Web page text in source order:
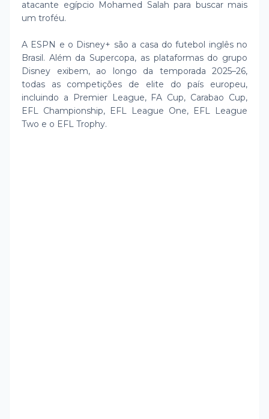
atacante egípcio Mohamed Salah para buscar mais
um troféu.
A ESPN e o Disney+ são a casa do futebol inglês no
Brasil. Além da Supercopa, as plataformas do grupo
Disney exibem, ao longo da temporada 2025–26,
todas as competições de elite do país europeu,
incluindo a Premier League, FA Cup, Carabao Cup,
EFL Championship, EFL League One, EFL League
Two e o EFL Trophy.